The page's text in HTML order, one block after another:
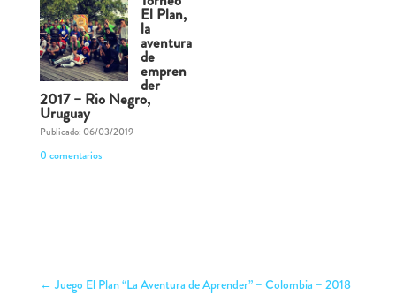
El Plan,
la
aventura
de
empren
der
2017 – Rio Negro,
Uruguay
Publicado: 06/03/2019
0 comentarios
← Juego El Plan “La Aventura de Aprender” – Colombia – 2018